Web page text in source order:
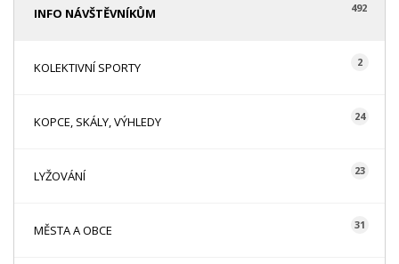
INFO NÁVŠTĚVNÍKŮM 492
KOLEKTIVNÍ SPORTY 2
KOPCE, SKÁLY, VÝHLEDY 24
LYŽOVÁNÍ 23
MĚSTA A OBCE 31